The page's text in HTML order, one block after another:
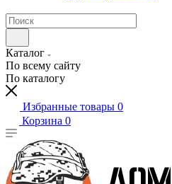
Каталог
По всему сайту
По каталогу
Избранные товары 0
Корзина 0